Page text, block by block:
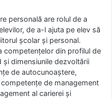
personală are rolul de a
de a-l ajuta pe elev să
școlar și personal.
competențelor din profilul de
dimensiunile dezvoltării
de autocunoaștere,
de management
al carierei și